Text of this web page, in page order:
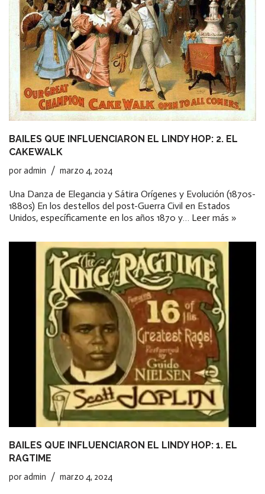
BAILES QUE INFLUENCIARON EL LINDY HOP: 2. EL
CAKEWALK
poradmin marzo 4, 2024
Una Danza de Elegancia y Sátira Orígenes y Evolución (1870s-
1880s) En los destellos del post-Guerra Civil en Estados
Unidos, específicamente en los años 1870 y… Leer más »
BAILES QUE INFLUENCIARON EL LINDY HOP: 1. EL
RAGTIME
poradmin marzo 4, 2024